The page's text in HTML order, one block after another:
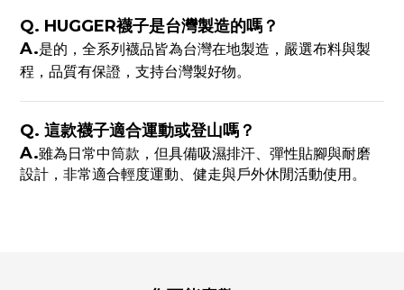
Q. HUGGER襪子是台灣製造的嗎？
A.是的，全系列襪品皆為台灣在地製造 ，嚴選布料與製
程，品質有保證，支持台灣製好物。
Q. 這款襪子適合運動或登山嗎？
A.雖為日常中筒款，但具備吸濕排汗、彈性貼腳與耐磨
設計 ，非常適合輕度運動、健走與戶外休閒活動使用。